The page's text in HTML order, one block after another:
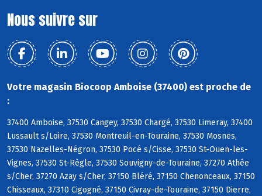
Nous suivre sur
Votre magasin Biocoop Amboise (37400) est proche de
:
37400 Amboise, 37530 Cangey, 37530 Chargé, 37530 Limeray, 37400
Lussault s/Loire, 37530 Montreuil-en-Touraine, 37530 Mosnes,
37530 Nazelles-Négron, 37530 Pocé s/Cisse, 37530 St-Ouen-les-
Vignes, 37530 St-Règle, 37530 Souvigny-de-Touraine, 37270 Athée
s/Cher, 37270 Azay s/Cher, 37150 Bléré, 37150 Chenonceaux, 37150
Chisseaux, 37310 Cigogné, 37150 Civray-de-Touraine, 37150 Dierre,